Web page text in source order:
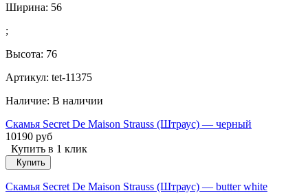
Ширина: 56
;
Высота: 76
Артикул: tet-11375
Наличие: В наличии
Скамья Secret De Maison Strauss (Штраус) — черный
10190 руб
Купить в 1 клик
Купить
Скамья Secret De Maison Strauss (Штраус) — butter white